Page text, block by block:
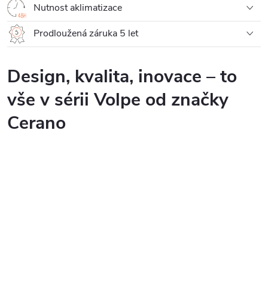
Nutnost aklimatizace
Prodloužená záruka 5 let
Design, kvalita, inovace – to
vše v sérii Volpe od značky
Cerano